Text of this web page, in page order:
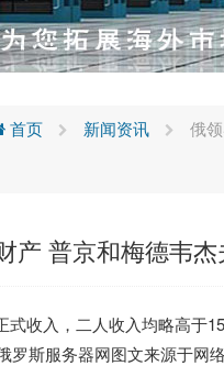
首页 新闻资讯 俄
产 普京和梅德韦杰
收入，二人收入均略高于
罗斯服务器网图文来源于网